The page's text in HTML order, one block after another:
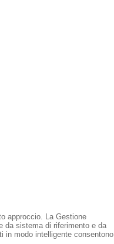
approccio. La Gestione
da sistema di riferimento e da
in modo intelligente consentono